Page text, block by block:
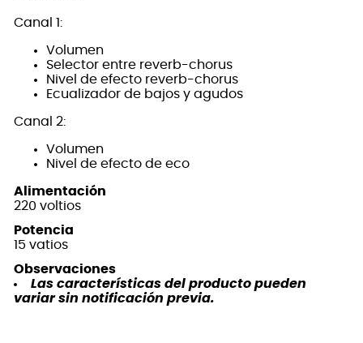
Canal 1:
Volumen
Selector entre reverb-chorus
Nivel de efecto reverb-chorus
Ecualizador de bajos y agudos
Canal 2:
Volumen
Nivel de efecto de eco
Alimentación
220 voltios
Potencia
15 vatios
Observaciones
Las características del producto pueden
variar sin notificación previa.